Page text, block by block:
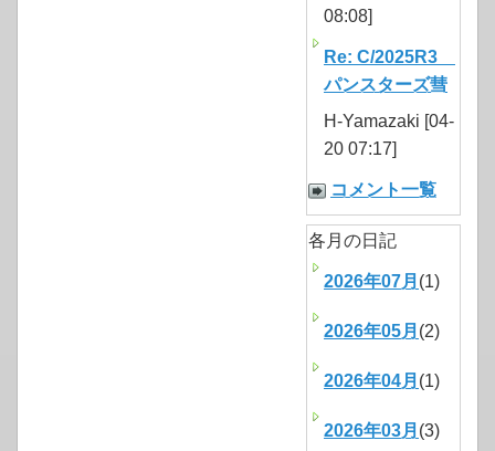
08:08]
Re: C/2025R3
パンスターズ彗
H-Yamazaki [04-
20 07:17]
コメント一覧
各月の日記
2026年07月 (1)
2026年05月 (2)
2026年04月 (1)
2026年03月 (3)